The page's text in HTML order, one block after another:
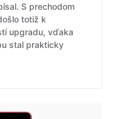
S prechodom
totiž k
upgradu, vďaka
stal prakticky